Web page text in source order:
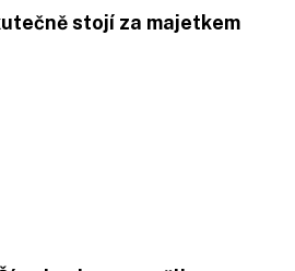
stojí za majetkem